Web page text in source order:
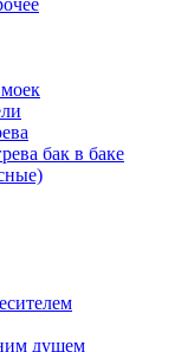
бак в баке
душем